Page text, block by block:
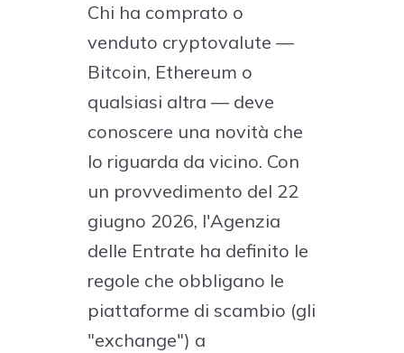
Chi ha comprato o
venduto cryptovalute —
Bitcoin, Ethereum o
qualsiasi altra — deve
conoscere una novità che
lo riguarda da vicino. Con
un provvedimento del 22
giugno 2026, l'Agenzia
delle Entrate ha definito le
regole che obbligano le
piattaforme di scambio (gli
"exchange") a